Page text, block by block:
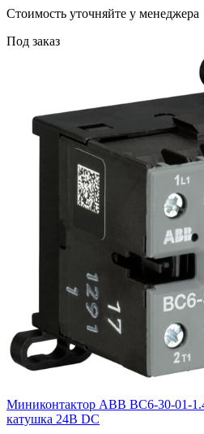
Cтоимость уточняйте у менеджера
Под заказ
Миниконтактор ABB ВC6-30-01-
катушка 24В DC